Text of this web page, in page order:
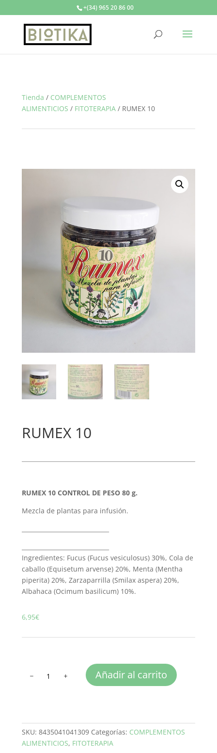
+(34) 965 20 86 00
Tienda / COMPLEMENTOS
ALIMENTICIOS / FITOTERAPIA/ RUMEX 10
RUMEX 10
RUMEX 10 CONTROL DE PESO 80 g.
Mezcla de plantas para infusión.
Ingredientes: Fucus (Fucus vesiculosus) 30%, Cola de
caballo (Equisetum arvense) 20%, Menta (Mentha
piperita) 20%, Zarzaparrilla (Smilax aspera) 20%,
Albahaca (Ocimum basilicum) 10%.
6,95€
Añadir al carrito
SKU: 8435041041309 Categorías: COMPLEMENTOS
ALIMENTICIOS, FITOTERAPIA